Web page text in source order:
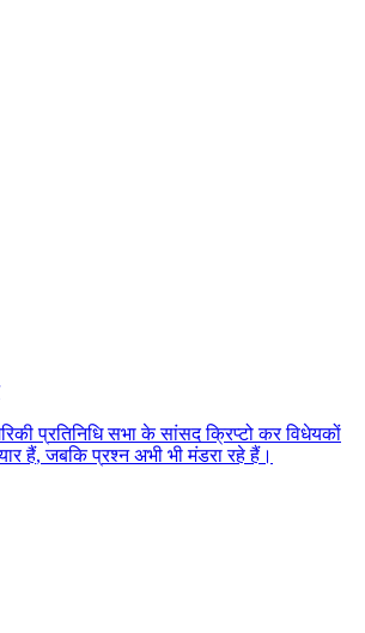
रक परतनध सभ क ससद कपट कर वधयक
र ह, जबक परशन अभ भ मडर रह ह ।